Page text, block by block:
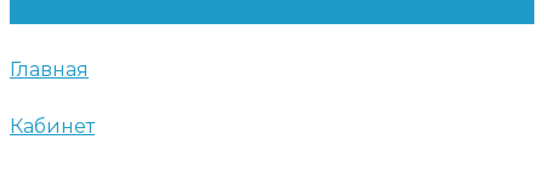
Главная
Кабинет